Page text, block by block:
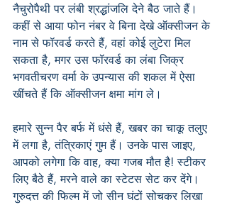
नैचुरोपैथी पर लंबी श्रद्धांजलि देने बैठ जाते हैं।
कहीं से आया फोन नंबर वे बिना देखे ऑक्सीजन के
नाम से फॉरवर्ड करते हैं, वहां कोई लुटेरा मिल
सकता है, मगर उस फॉरवर्ड का लंबा जिक्र
भगवतीचरण वर्मा के उपन्यास की शकल में ऐसा
खींचते हैं कि ऑक्सीजन क्षमा मांग ले।
हमारे सुन्न पैर बर्फ में धंसे हैं, खबर का चाकू तलुए
में लगा है, तंत्रिकाएं गुम हैं। उनके पास जाइए,
आपको लगेगा कि वाह, क्या गजब मौत है! स्टीकर
लिए बैठे हैं, मरने वाले का स्टेटस सेट कर देंगे।
गुरुदत्त की फिल्म में जो सीन घंटों सोचकर लिखा